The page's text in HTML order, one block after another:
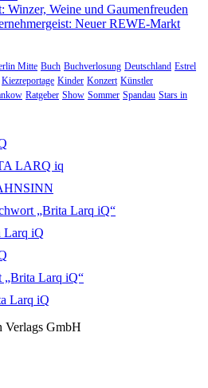
Winzer, Weine und Gaumenfreuden
Neuer REWE-Markt
Mitte Buch Buchverlosung Deutschland Estrel
Kiezreportage Kinder Konzert Künstler
Ratgeber Show Sommer Spandau Stars in
LARQ iq
„Brita Larq iQ“
Larq iQ
„Brita Larq iQ“
Larq iQ
Verlags GmbH